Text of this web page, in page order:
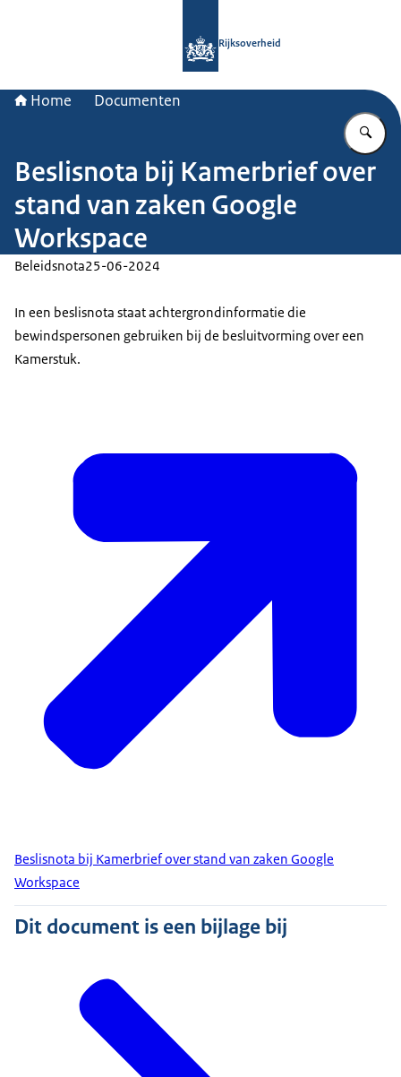
Rijksoverheid
Home Documenten
Beslisnota bij Kamerbrief over
stand van zaken Google
Workspace
Beleidsnota25-06-2024
In een beslisnota staat achtergrondinformatie die
bewindspersonen gebruiken bij de besluitvorming over een
Kamerstuk.
Beslisnota bij Kamerbrief over stand van zaken Google
Workspace
Dit document is een bijlage bij